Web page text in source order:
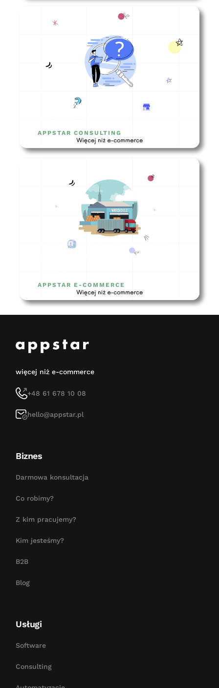
Gdzie otworzyć sklep
APPSTAR CONSULTING
Magazyn zewnętrzny dla sklepu
internetowego – czy to dobry
APPSTAR E-COMMERCE
więcej niż e-commerce
+48 61 678 10 08
hello@appstar.pl
Biznes
Darmowa konsultacja
Co robimy?
Z kim pracujemy?
Kim jesteśmy?
B2B
Blog
Usługi
Software
Consulting